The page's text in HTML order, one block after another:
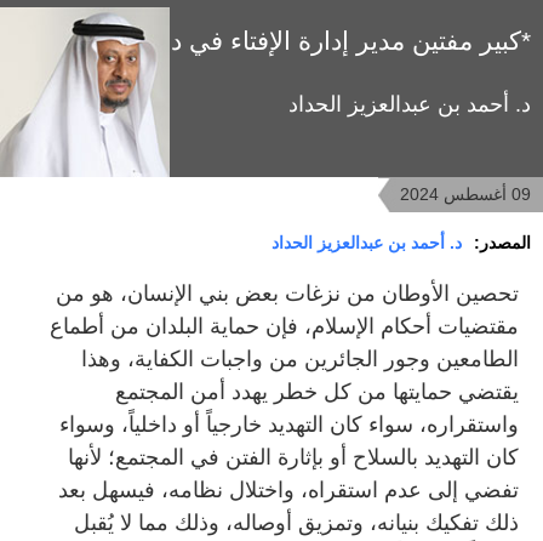
*كبير مفتين مدير إدارة الإفتاء في دبي
د. أحمد بن عبدالعزيز الحداد
09 أغسطس 2024
المصدر: د. أحمد بن عبدالعزيز الحداد
تحصين الأوطان من نزغات بعض بني الإنسان، هو من
مقتضيات أحكام الإسلام، فإن حماية البلدان من أطماع
الطامعين وجور الجائرين من واجبات الكفاية، وهذا
يقتضي حمايتها من كل خطر يهدد أمن المجتمع
واستقراره، سواء كان التهديد خارجياً أو داخلياً، وسواء
كان التهديد بالسلاح أو بإثارة الفتن في المجتمع؛ لأنها
تفضي إلى عدم استقراه، واختلال نظامه، فيسهل بعد
ذلك تفكيك بنيانه، وتمزيق أوصاله، وذلك مما لا يُقبل